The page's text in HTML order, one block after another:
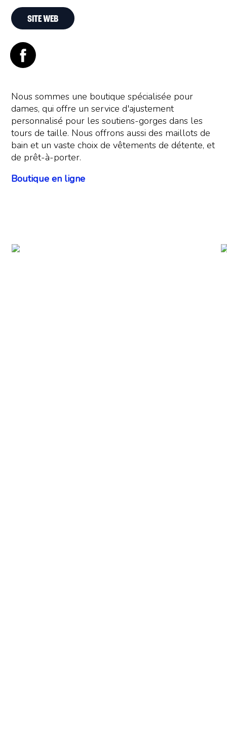
Nous sommes une boutique spécialisée pour
dames, qui offre un service d'ajustement
personnalisé pour les soutiens-gorges dans les
tours de taille. Nous offrons aussi des maillots de
bain et un vaste choix de vêtements de détente, et
de prêt-à-porter.
Boutique en ligne
SITE WEB